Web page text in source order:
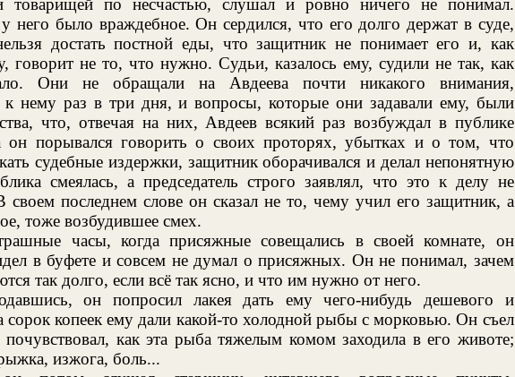
товарищей по несчастью, слушал и ровно ничего не понимал.
него было враждебное. Он сердился, что его долго держат в суде,
достать постной еды, что защитник не понимает его и, как
говорит не то, что нужно. Судьи, казалось ему, судили не так, как
Они не обращали на Авдеева почти никакого внимания,
к нему раз в три дня, и вопросы, которые они задавали ему, были
что, отвечая на них, Авдеев всякий раз возбуждал в публике
он порывался говорить о своих проторях, убытках и о том, что
судебные издержки, защитник оборачивался и делал непонятную
смеялась, а председатель строго заявлял, что это к делу не
своем последнем слове он сказал не то, чему учил его защитник, а
тоже возбудившее смех.
часы, когда присяжные совещались в своей комнате, он
в буфете и совсем не думал о присяжных. Он не понимал, зачем
так долго, если всё так ясно, и что им нужно от него.
он попросил лакея дать ему чего-нибудь дешевого и
сорок копеек ему дали какой-то холодной рыбы с морковью. Он съел
как эта рыба тяжелым комом заходила в его животе;
изжога, боль...